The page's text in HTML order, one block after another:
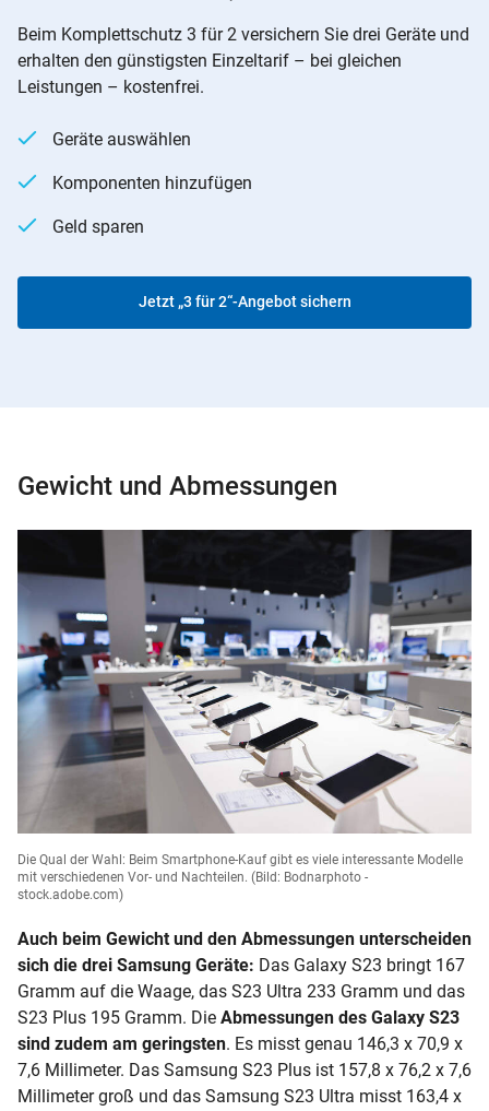
Beim Komplettschutz 3 für 2 versichern Sie drei Geräte und
erhalten den günstigsten Einzeltarif – bei gleichen
Leistungen – kostenfrei.
Geräte auswählen
Komponenten hinzufügen
Geld sparen
Jetzt „3 für 2“-Angebot sichern
Gewicht und Abmessungen
Die Qual der Wahl: Beim Smartphone-Kauf gibt es viele interessante Modelle
mit verschiedenen Vor- und Nachteilen. (Bild: Bodnarphoto -
stock.adobe.com)
Auch beim Gewicht und den Abmessungen unterscheiden
sich die drei Samsung Geräte: Das Galaxy S23 bringt 167
Gramm auf die Waage, das S23 Ultra 233 Gramm und das
S23 Plus 195 Gramm. Die Abmessungen des Galaxy S23
sind zudem am geringsten. Es misst genau 146,3 x 70,9 x
7,6 Millimeter. Das Samsung S23 Plus ist 157,8 x 76,2 x 7,6
Millimeter groß und das Samsung S23 Ultra misst 163,4 x